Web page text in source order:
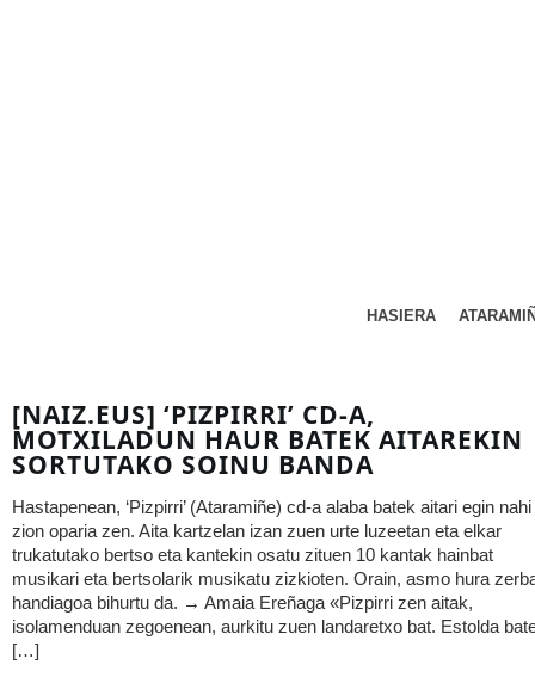
HASIERA
[NAIZ.EUS] ‘PIZPIRRI’ CD-A,
MOTXILADUN HAUR BATEK AITAREKIN
SORTUTAKO SOINU BANDA
Hastapenean, ‘Pizpirri’ (Ataramiñe) cd-a alaba batek aitari egin nahi
zion oparia zen. Aita kartzelan izan zuen urte luzeetan eta elkar
trukatutako bertso eta kantekin osatu zituen 10 kantak hainbat
musikari eta bertsolarik musikatu zizkioten. Orain, asmo hura
handiagoa bihurtu da. → Amaia Ereñaga «Pizpirri zen aitak,
isolamenduan zegoenean, aurkitu zuen landaretxo bat. Estolda
[…]